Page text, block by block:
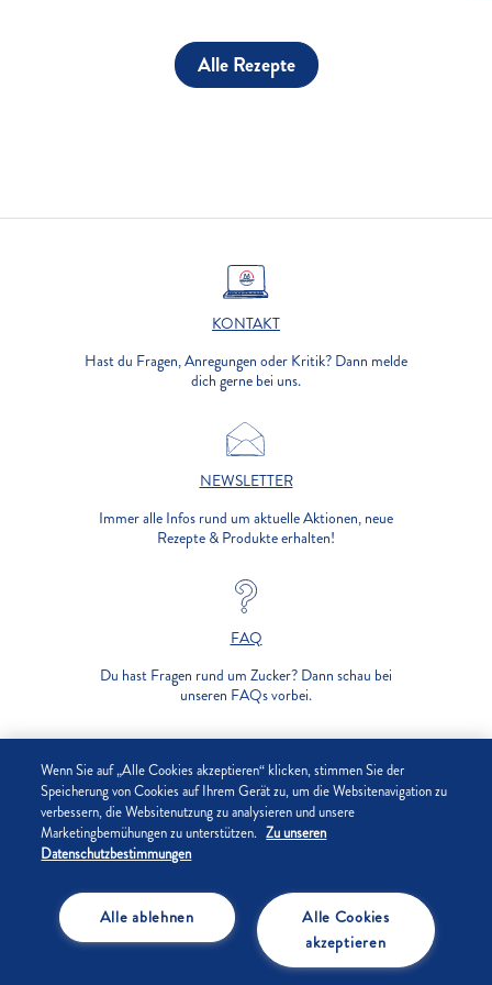
Alle Rezepte
KONTAKT
Hast du Fragen, Anregungen oder Kritik? Dann melde
dich gerne bei uns.
NEWSLETTER
Immer alle Infos rund um aktuelle Aktionen, neue
Rezepte & Produkte erhalten!
FAQ
Du hast Fragen rund um Zucker? Dann schau bei
unseren FAQs vorbei.
UNTERNEHMEN
DATENSCHUTZ
COOKIE-EINSTELLUNGEN
Wenn Sie auf „Alle Cookies akzeptieren“ klicken, stimmen Sie der
Speicherung von Cookies auf Ihrem Gerät zu, um die Websitenavigation zu
verbessern, die Websitenutzung zu analysieren und unsere
Marketingbemühungen zu unterstützen. Zu unseren
Datenschutzbestimmungen
Alle Cookies
akzeptieren
Alle ablehnen